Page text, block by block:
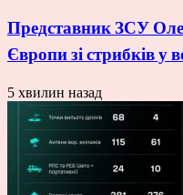
Представник ЗСУ
Європи зі стрибків у
5 хвилин назад